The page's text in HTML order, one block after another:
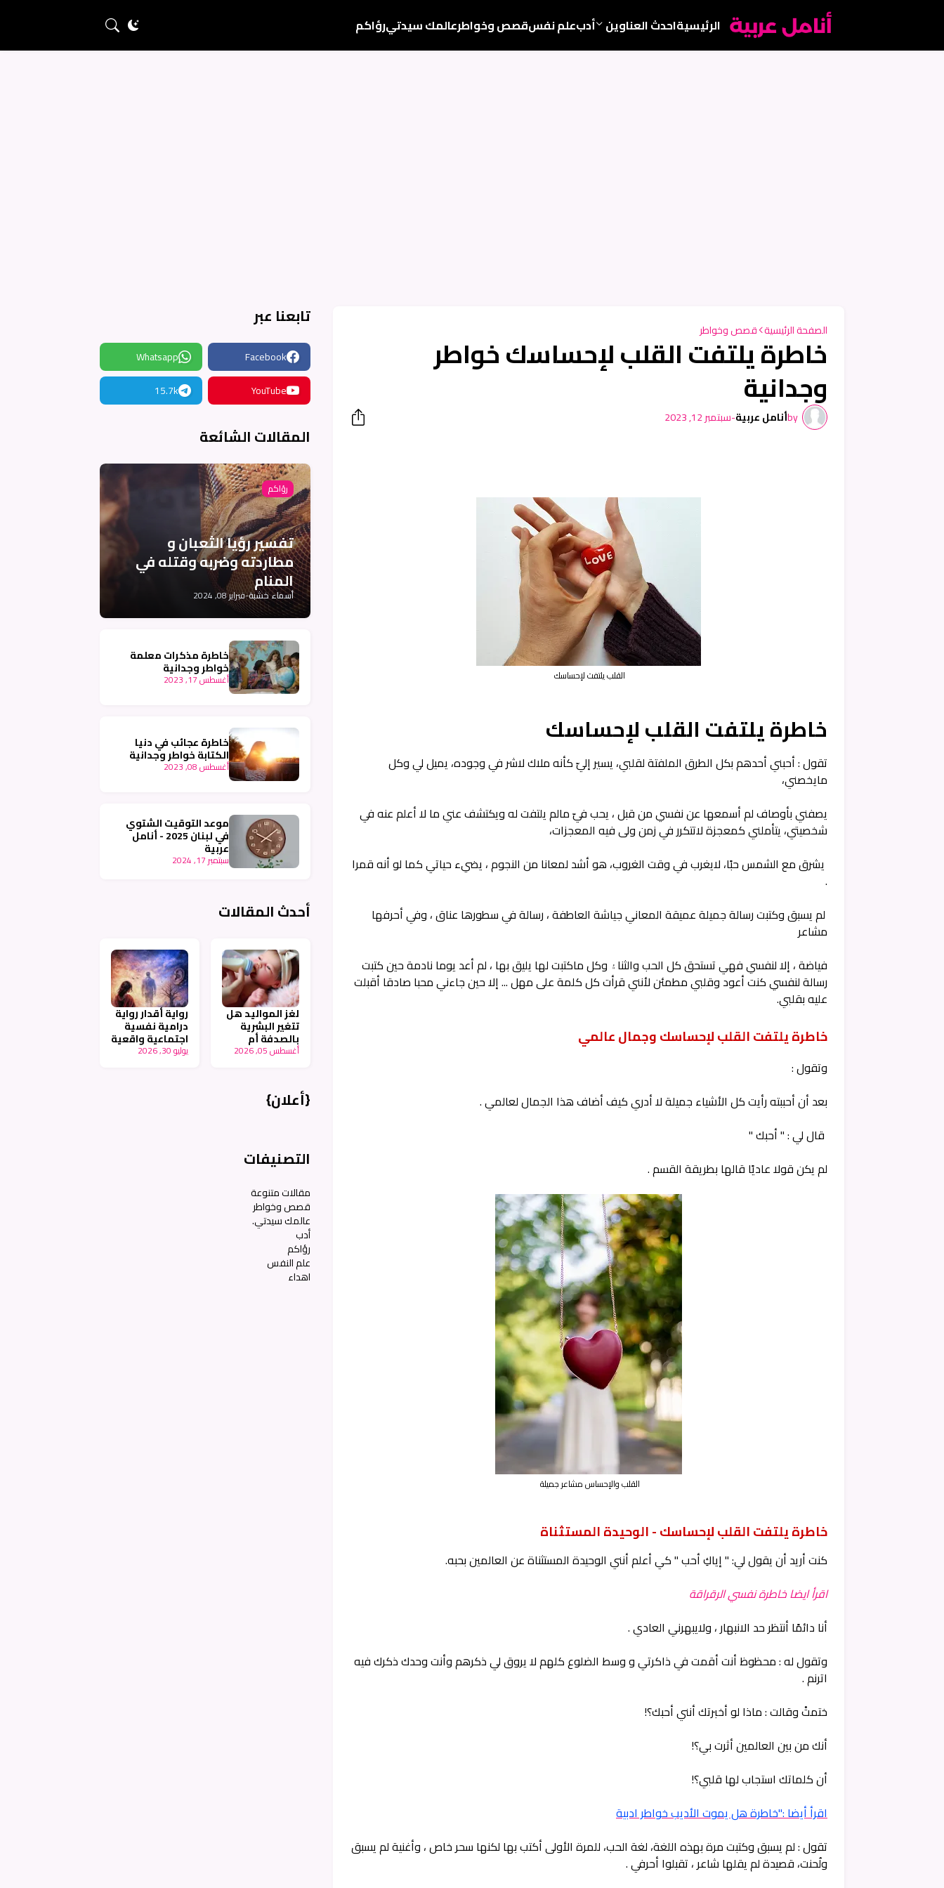
الرئيسيةاحدث العناوين أدبعلم نفسقصص وخواطرعالمك سيدتيرؤاكم
الصفحة الرئيسية قصص وخواطر
خاطرة يلتفت القلب لإحساسك خواطر
وجدانية
byأنامل عربية-سبتمبر 12, 2023
القلب يلتفت لإحساسك
خاطرة يلتفت القلب لإحساسك
تقول : أحبني أحدهم بكل الطرق الملفتة لقلبي، يسير إليّ كأنه ملاك لاشر في وجوده، يميل لي وكل
مايخصني،
يصفني بأوصاف لم أسمعها عن نفسي من قبل ، يحب فيّ مالم يلتفت له ويكتشف عني ما لا أعلم عنه في
شخصيتي، يتأملني كمعجزة لاتتكرر في زمن ولى فيه المعجزات،
يشرق مع الشمس حبًا، لايغرب في وقت الغروب، هو أشد لمعانا من النجوم ، يضيء حياتي كما لو أنه قمرا
.
لم يسبق وكتبت رسالة جميلة عميقة المعاني جياشة العاطفة ، رسالة في سطورها عناق ، وفي أحرفها
مشاعر
فياضة ، إلا لنفسي فهي تستحق كل الحب والثنا۽ وكل ماكتبت لها يليق بها ، لم أعد يوما نادمة حين كتبت
رسالة لنفسي كنت أعود وقلبي مطمئن لأنني قرأت كل كلمة على مهل ... إلا حين جاءني محبا صادقا أقبلت
عليه بقلبي.
خاطرة يلتفت القلب لإحساسك وجمال عالمي
وتقول :
بعد أن أحببته رأيت كل الأشياء جميلة لا أدري كيف أضاف هذا الجمال لعالمي .
قال لي : " أحبك "
لم يكن قولا عاديًا قالها بطريقة القسم .
القلب والإحساس مشاعر جميلة
خاطرة يلتفت القلب لإحساسك - الوحيدة المستثناة
كنت أريد أن يقول لي: " إياكِ أحب " كي أعلم أنني الوحيدة المستثناة عن العالمين بحبه.
اقرأ ايضا خاطرة نفسي الرقراقة
أنا دائمًا أنتظر حد الانبهار ، ولايبهرني العادي .
وتقول له : محظوظ أنت أقمت في ذاكرتي و وسط الضلوع كلهم لا يروق لي ذكرهم وأنت وحدك ذكرك فيه
اترنم .
ختمتْ وقالت : ماذا لو أخبرتك أنني أحبك؟!
أنك من بين العالمين أثرت بي؟!
أن كلماتك استجاب لها قلبي؟!
اقرأ أيضا :"خاطرة هل يموت الأديب خواطر ادبية
تقول : لم يسبق وكتبت مرة بهذه اللغة، لغة الحب، للمرة الأولى أكتب بها لكنها سحر خاص ، وأغنية لم يسبق
ولُحنت، قصيدة لم يقلها شاعر ، تقبلوا أحرفي .
تابعنا عبر
Facebook
Whatsapp
YouTube
15.7k
المقالات الشائعة
رؤاكم
تفسير رؤيا الثعبان و
مطاردته وضربه وقتله في
المنام
أسماء خشبة-فبراير 08, 2024
خاطرة مذكرات معلمة
خواطر وجدانية
أغسطس 17, 2023
خاطرة عجائب في دنيا
الكتابة خواطر وجدانية
أغسطس 08, 2023
موعد التوقيت الشتوي
في لبنان 2025 - أنامل
عربية
سبتمبر 17, 2024
أحدث المقالات
لغز المواليد هل
تتغير البشرية
بالصدفة أم
بالتخطيط -
أغسطس 05, 2026
رواية أقدار رواية
درامية نفسية
اجتماعية واقعية
جزء ٩ - أنامل يوليو 30, 2026
{أعلان}
التصنيفات
مقالات متنوعة
قصص وخواطر
عالمك سيدتي.
أدب
رؤاكم
علم النفس
اهداء